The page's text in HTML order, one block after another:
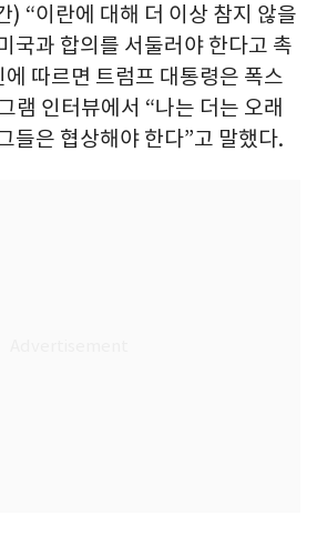
) “이란에 대해 더 이상 참지 않을
국과 합의를 서둘러야 한다고 촉
따르면 트럼프 대통령은 폭스
램 인터뷰에서 “나는 더는 오래
들은 협상해야 한다”고 말했다.